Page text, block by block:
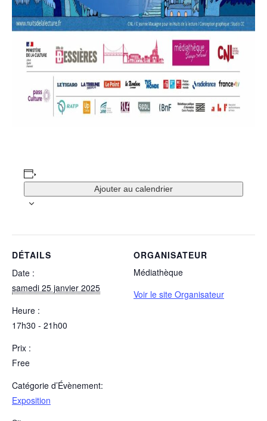
Ajouter au calendrier
DÉTAILS
Date :
samedi 25 janvier 2025
Heure :
17h30 - 21h00
Prix :
Free
Catégorie d’Évènement:
Exposition
ORGANISATEUR
Médiathèque
Voir le site Organisateur